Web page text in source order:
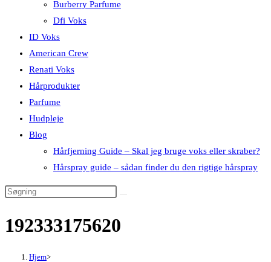
Burberry Parfume
Dfi Voks
ID Voks
American Crew
Renati Voks
Hårprodukter
Parfume
Hudpleje
Blog
Hårfjerning Guide – Skal jeg bruge voks eller skraber?
Hårspray guide – sådan finder du den rigtige hårspray
192333175620
Hjem>